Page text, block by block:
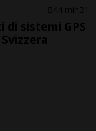
44 min 1
sistemi GPS